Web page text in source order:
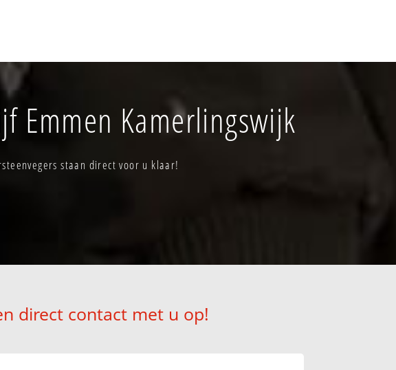
Emmen Kamerlingswijk
staan direct voor u klaar!
direct contact met u op!